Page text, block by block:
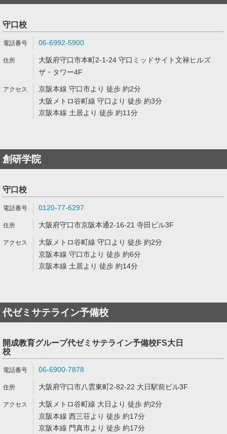
守口校
06-6992-5900
大阪府守口市本町2-1-24 守口ミッドサイト文禄ヒルズ
ザ・タワー4F
京阪本線 守口市より 徒歩 約2分
大阪メトロ谷町線 守口より 徒歩 約3分
京阪本線 土居より 徒歩 約11分
創研学院
守口校
0120-77-6297
大阪府守口市京阪本通2-16-21 寺田ビル3F
大阪メトロ谷町線 守口より 徒歩 約2分
京阪本線 守口市より 徒歩 約6分
京阪本線 土居より 徒歩 約14分
代ゼミサテライン予備校
開成教育グループ代ゼミサテライン予備校FS大日
校
06-6900-7878
大阪府守口市八雲東町2-82-22 大日駅前ビル3F
大阪メトロ谷町線 大日より 徒歩 約2分
京阪本線 西三荘より 徒歩 約17分
京阪本線 門真市より 徒歩 約17分